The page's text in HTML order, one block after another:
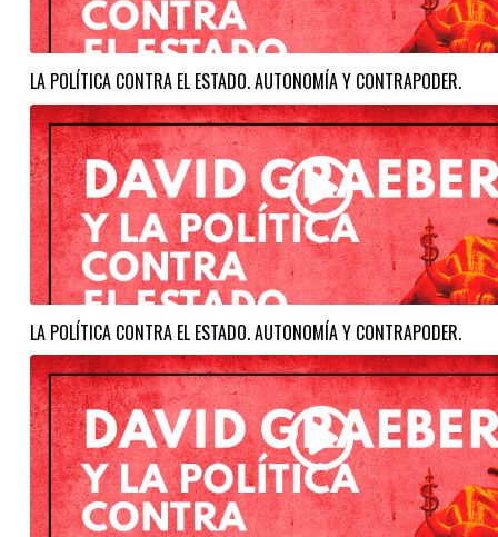
LA POLÍTICA CONTRA EL ESTADO. AUTONOMÍA Y CONTRAPODER.
LA POLÍTICA CONTRA EL ESTADO. AUTONOMÍA Y CONTRAPODER.